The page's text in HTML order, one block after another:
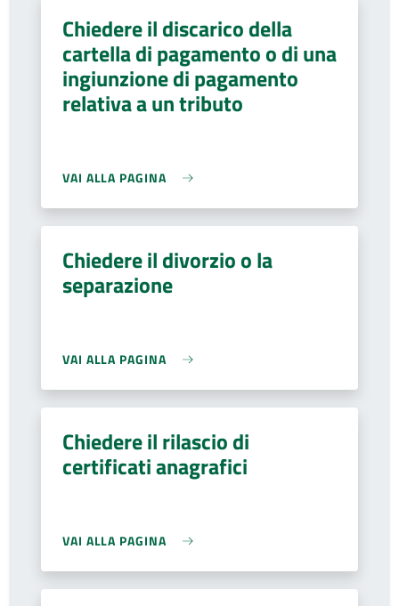
Chiedere il discarico della
cartella di pagamento o di una
ingiunzione di pagamento
relativa a un tributo
VAI ALLA PAGINA
Chiedere il divorzio o la
separazione
VAI ALLA PAGINA
Chiedere il rilascio di
certificati anagrafici
VAI ALLA PAGINA